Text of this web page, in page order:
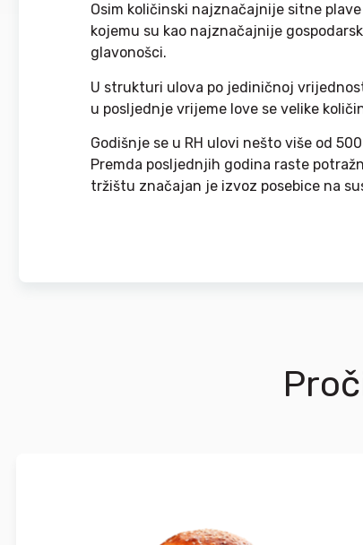
Osim količinski najznačajnije sitne
kojemu su kao najznačajnije
glavonošci.
U strukturi ulova po jediničnoj
u posljednje vrijeme love se velike
Godišnje se u RH ulovi nešto više od
Premda posljednjih godina raste
tržištu značajan je izvoz posebice na